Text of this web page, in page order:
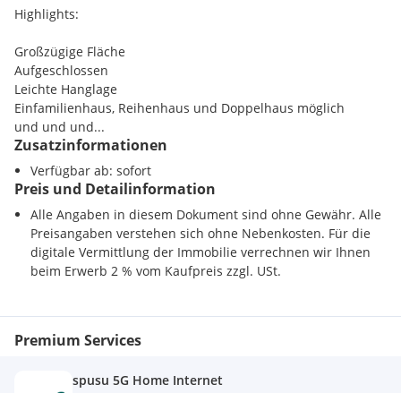
Highlights:
Großzügige Fläche
Aufgeschlossen
Leichte Hanglage
Einfamilienhaus, Reihenhaus und Doppelhaus möglich
und und und...
Zusatzinformationen
Verfügbar ab: sofort
Preis und Detailinformation
Alle Angaben in diesem Dokument sind ohne Gewähr. Alle
Preisangaben verstehen sich ohne Nebenkosten. Für die
digitale Vermittlung der Immobilie verrechnen wir Ihnen
beim Erwerb 2 % vom Kaufpreis zzgl. USt.
Premium Services
spusu 5G Home Internet